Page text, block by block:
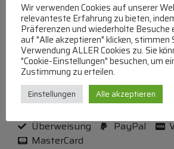
WhatsApp
Mit WhatsApp Kontakt mit dem
aufnehmen
(MO-DO 8-17, FR 8-15 Uhr,
Bei uns können Sie bezahlen per:
Überweisung
PayPal
MasterCard
Wir verwenden Cookies auf unserer
relevanteste Erfahrung zu bieten,
Präferenzen und wiederholte Besuche
auf "Alle akzeptieren" klicken, stimmen
Verwendung ALLER Cookies zu. Sie
"Cookie-Einstellungen" besuchen, um
Zustimmung zu erteilen.
Einstellungen Alle akzeptieren